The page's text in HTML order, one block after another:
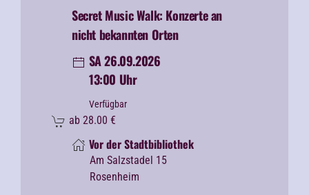
Secret Music Walk: Konzerte an
nicht bekannten Orten
SA 26.09.2026
13:00 Uhr
Verfügbar
ab 28.00 €
Vor der Stadtbibliothek
Am Salzstadel 15
Rosenheim